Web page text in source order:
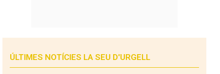
ÚLTIMES NOTÍCIES LA SEU D'URGELL